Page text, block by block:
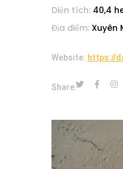
Diện tích: 40,4
Địa điểm: Xuyên
Website: https://
Share: